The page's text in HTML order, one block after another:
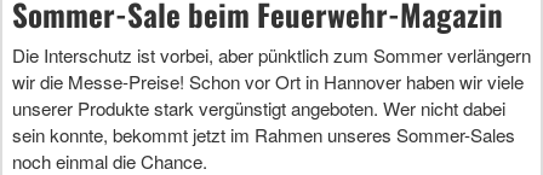
Sommer-Sale beim Feuerwehr-Magazin
Die Interschutz ist vorbei, aber pünktlich zum Sommer verlängern
wir die Messe-Preise! Schon vor Ort in Hannover haben wir viele
unserer Produkte stark vergünstigt angeboten. Wer nicht dabei
sein konnte, bekommt jetzt im Rahmen unseres Sommer-Sales
noch einmal die Chance.